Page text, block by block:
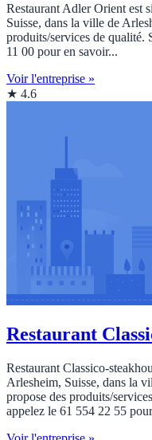
Restaurant Adler Orient est
Suisse, dans la ville de
produits/services de qualité.
11 00 pour en savoir...
Voir l'entreprise »
★ 4.6
Restaurant
Restaurant Classico-
Arlesheim, Suisse, dans la
propose des produits/
appelez le 61 554 22 55